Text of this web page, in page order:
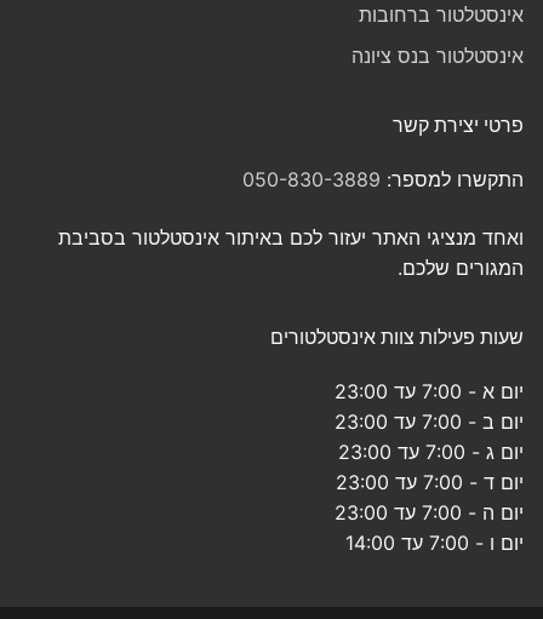
אינסטלטור ברחובות
אינסטלטור בנס ציונה
פרטי יצירת קשר
התקשרו למספר: 050-830-3889
ואחד מנציגי האתר יעזור לכם באיתור אינסטלטור בסביבת
המגורים שלכם.
שעות פעילות צוות אינסטלטורים
יום א - 7:00 עד 23:00
יום ב - 7:00 עד 23:00
יום ג - 7:00 עד 23:00
יום ד - 7:00 עד 23:00
יום ה - 7:00 עד 23:00
יום ו - 7:00 עד 14:00